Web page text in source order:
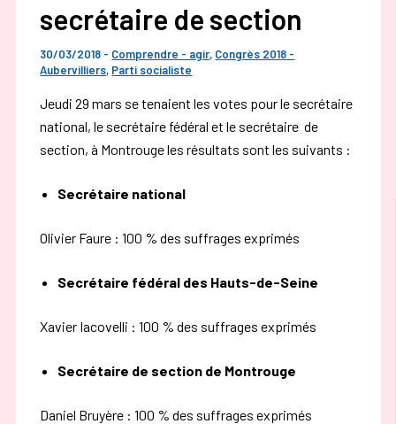
secrétaire de section
30/03/2018 - Comprendre - agir, Congrès 2018 -
Aubervilliers, Parti socialiste
Jeudi 29 mars se tenaient les votes pour le secrétaire
national, le secrétaire fédéral et le secrétaire de
section, à Montrouge les résultats sont les suivants :
Secrétaire national
Olivier Faure : 100 % des suffrages exprimés
Secrétaire fédéral des Hauts-de-Seine
Xavier Iacovelli : 100 % des suffrages exprimés
Secrétaire de section de Montrouge
Daniel Bruyère : 100 % des suffrages exprimés